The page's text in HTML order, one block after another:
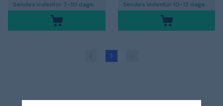
Sendes indenfor 7-10 dage Sendes indenfor 10-12 dage
1